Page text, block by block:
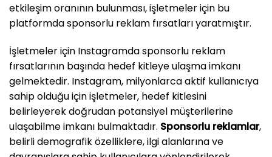
etkileşim oranının bulunması, işletmeler için bu
platformda sponsorlu reklam fırsatları yaratmıştır.
İşletmeler için Instagramda sponsorlu reklam
fırsatlarının başında hedef kitleye ulaşma imkanı
gelmektedir. Instagram, milyonlarca aktif kullanıcıya
sahip olduğu için işletmeler, hedef kitlesini
belirleyerek doğrudan potansiyel müşterilerine
ulaşabilme imkanı bulmaktadır. Sponsorlu reklamlar,
belirli demografik özelliklere, ilgi alanlarına ve